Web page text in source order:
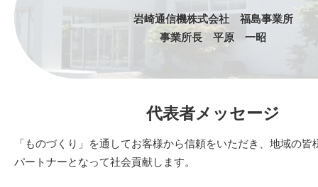
岩崎通信機株式会社 福島事業所
事業所長 平原 一昭
代表者メッセージ
「ものづくり」を通してお客様から信頼をいただき、地域の皆
パートナーとなって社会貢献します。